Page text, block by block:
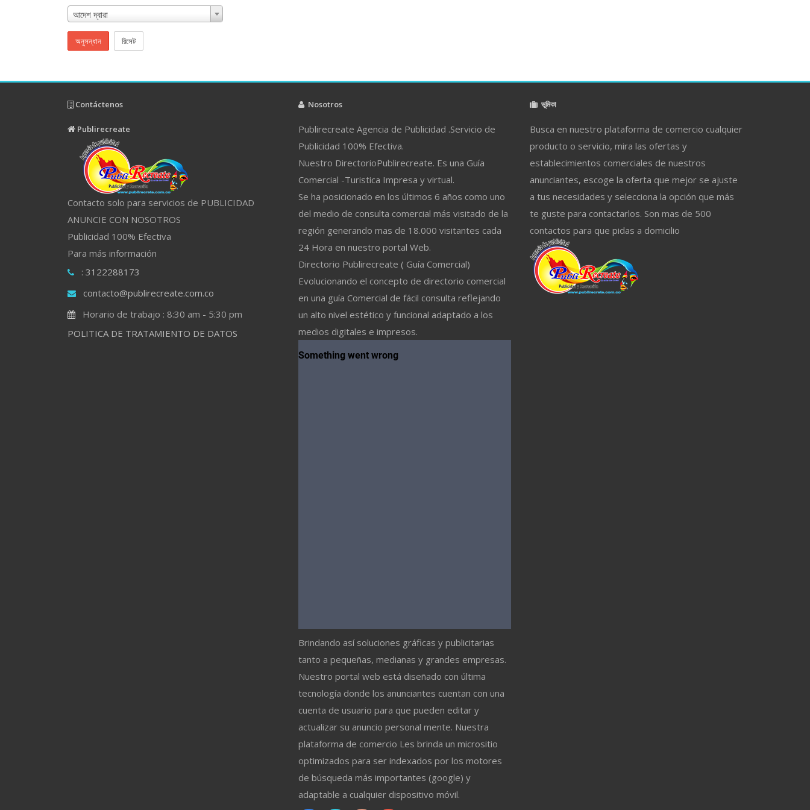
আদেশ দ্বারা
অনুসন্ধান রিসেট
Contáctenos
Publirecreate
Contacto solo para servicios de PUBLICIDAD
ANUNCIE CON NOSOTROS
Publicidad 100% Efectiva
Para más información
: 3122288173
contacto@publirecreate.com.co
Horario de trabajo : 8:30 am - 5:30 pm
POLITICA DE TRATAMIENTO DE DATOS
Nosotros
Publirecreate Agencia de Publicidad .Servicio de
Publicidad 100% Efectiva.
Nuestro DirectorioPublirecreate. Es una Guía
Comercial -Turistica Impresa y virtual.
Se ha posicionado en los últimos 6 años como uno
del medio de consulta comercial más visitado de la
región generando mas de 18.000 visitantes cada
24 Hora en nuestro portal Web.
Directorio Publirecreate ( Guía Comercial)
Evolucionando el concepto de directorio comercial
en una guía Comercial de fácil consulta reflejando
un alto nivel estético y funcional adaptado a los
medios digitales e impresos.
Brindando así soluciones gráficas y publicitarias
tanto a pequeñas, medianas y grandes empresas.
Nuestro portal web está diseñado con última
tecnología donde los anunciantes cuentan con una
cuenta de usuario para que pueden editar y
actualizar su anuncio personal mente. Nuestra
plataforma de comercio Les brinda un micrositio
optimizados para ser indexados por los motores
de búsqueda más importantes (google) y
adaptable a cualquier dispositivo móvil.
ভূমিকা
Busca en nuestro plataforma de comercio cualquier
producto o servicio, mira las ofertas y
establecimientos comerciales de nuestros
anunciantes, escoge la oferta que mejor se ajuste
a tus necesidades y selecciona la opción que más
te guste para contactarlos. Son mas de 500
contactos para que pidas a domicilio